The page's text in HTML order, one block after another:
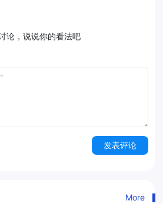
论，说说你的看法吧
发表评论
More